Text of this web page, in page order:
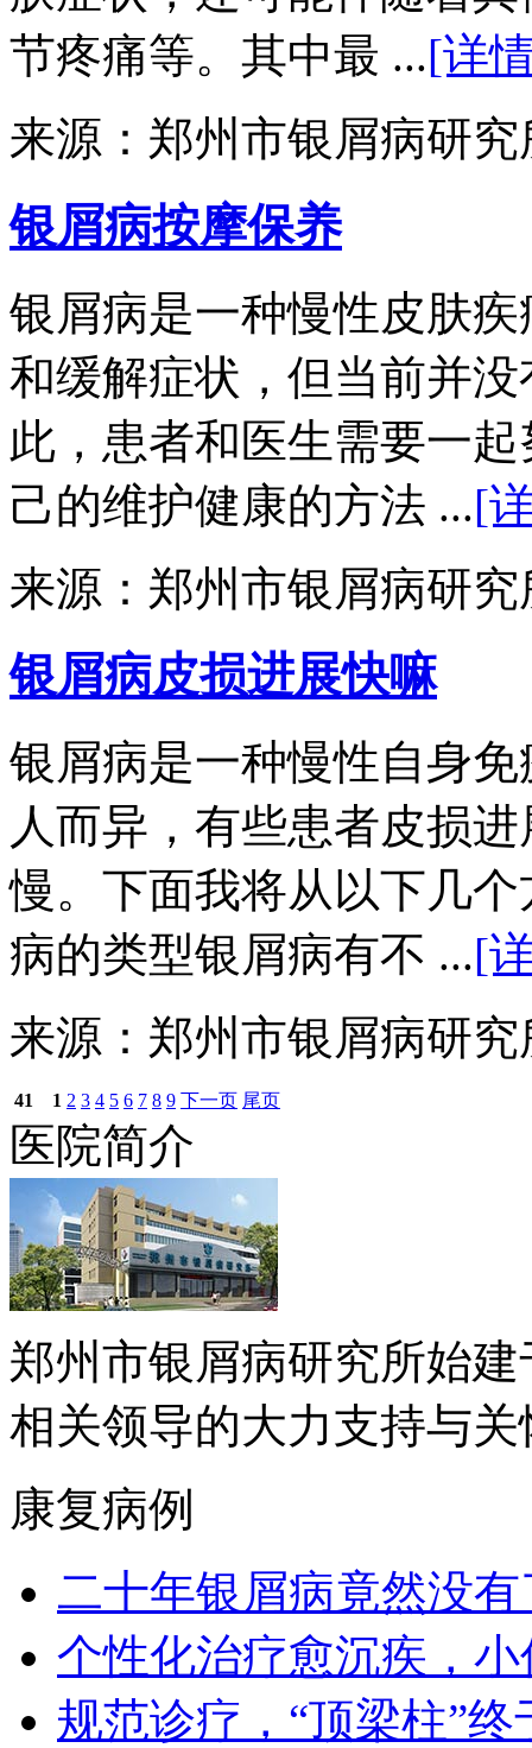
节疼痛等。其中最 ...[详
来源：郑州市银屑病研
银屑病按摩保养
银屑病是一种慢性皮肤
和缓解症状，但当前并
此，患者和医生需要一
己的维护健康的方法 ...[
来源：郑州市银屑病研
银屑病皮损进展快嘛
银屑病是一种慢性自身
人而异，有些患者皮损
慢。下面我将从以下几
病的类型银屑病有不 ...[
来源：郑州市银屑病研
41 1 2 3 4 5 6 7 8 9 下一页 尾页
医院简介
郑州市银屑病研究所始
相关领导的大力支持与
康复病例
二十年银屑病竟然没
个性化治疗愈沉疾，
规范诊疗，“顶梁柱”终